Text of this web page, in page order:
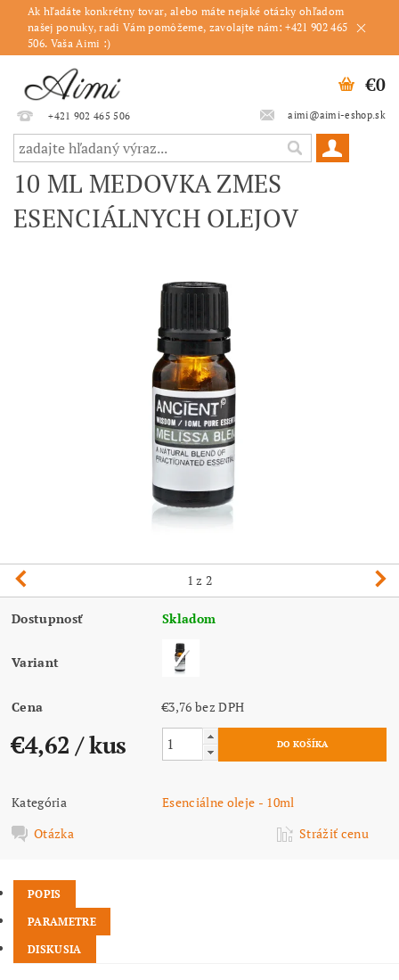
Ak hľadáte konkrétny tovar, alebo máte nejaké otázky ohľadom
našej ponuky, radi Vám pomôžeme, zavolajte nám: +421 902 465
506. Vaša Aimi :)
+421 902 465 506 aimi@aimi-eshop.sk
€0
10 ML MEDOVKA ZMES
ESENCIÁLNYCH OLEJOV
1 z 2
Dostupnosť Skladom
Variant
Cena €3,76 bez DPH
€4,62/ kus
Kategória
Esenciálne oleje - 10ml
Otázka
Strážiť cenu
POPIS
PARAMETRE
DISKUSIA